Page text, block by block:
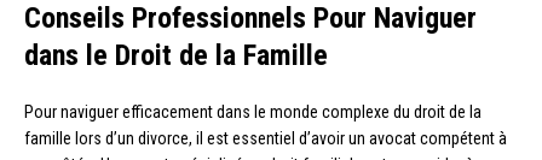
Conseils Professionnels Pour Naviguer
dans le Droit de la Famille
Pour naviguer efficacement dans le monde complexe du droit de la
famille lors d’un divorce, il est essentiel d’avoir un avocat compétent à